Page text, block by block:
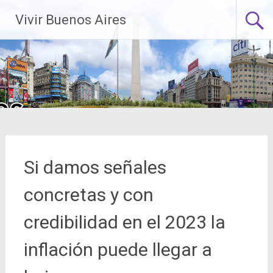
contenido
Vivir Buenos Aires
Si damos señales
concretas y con
credibilidad en el 2023 la
inflación puede llegar a